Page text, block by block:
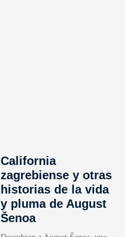
California
zagrebiense y otras
historias de la vida
y pluma de August
Šenoa